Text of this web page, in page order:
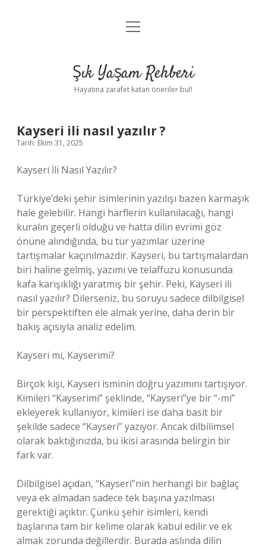
Anasayfa
Yasal Uyarı
menüyü
Şık Yaşam Rehberi
Hayatına zarafet katan öneriler bul!
Kayseri ili nasıl yazılır ?
Tarih: Ekim 31, 2025
Kayseri İli Nasıl Yazılır?
Türkiye’deki şehir isimlerinin yazılışı bazen karmaşık
hale gelebilir. Hangi harflerin kullanılacağı, hangi
kuralın geçerli olduğu ve hatta dilin evrimi göz
önüne alındığında, bu tür yazımlar üzerine
tartışmalar kaçınılmazdır. Kayseri, bu tartışmalardan
biri haline gelmiş, yazımı ve telaffuzu konusunda
kafa karışıklığı yaratmış bir şehir. Peki, Kayseri ili
nasıl yazılır? Dilerseniz, bu soruyu sadece dilbilgisel
bir perspektiften ele almak yerine, daha derin bir
bakış açısıyla analiz edelim.
Kayseri mi, Kayserimi?
Birçok kişi, Kayseri isminin doğru yazımını tartışıyor.
Kimileri “Kayserimi” şeklinde, “Kayseri”ye bir “-mi”
ekleyerek kullanıyor, kimileri ise daha basit bir
şekilde sadece “Kayseri” yazıyor. Ancak dilbilimsel
olarak baktığınızda, bu ikisi arasında belirgin bir
fark var.
Dilbilgisel açıdan, “Kayseri”nin herhangi bir bağlaç
veya ek almadan sadece tek başına yazılması
gerektiği açıktır. Çünkü şehir isimleri, kendi
başlarına tam bir kelime olarak kabul edilir ve ek
almak zorunda değillerdir. Burada aslında dilin